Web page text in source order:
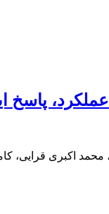
عملکرد،
اکبری قرایی،